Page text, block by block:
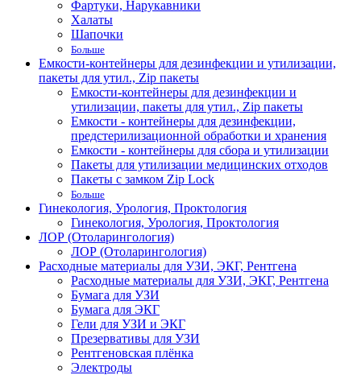
Фартуки, Нарукавники
Халаты
Шапочки
Больше
Емкости-контейнеры для дезинфекции и утилизации,
пакеты для утил., Zip пакеты
Емкости-контейнеры для дезинфекции и
утилизации, пакеты для утил., Zip пакеты
Емкости - контейнеры для дезинфекции,
предстерилизационной обработки и хранения
Емкости - контейнеры для сбора и утилизации
Пакеты для утилизации медицинских отходов
Пакеты с замком Zip Lock
Больше
Гинекология, Урология, Проктология
Гинекология, Урология, Проктология
ЛОР (Отоларингология)
ЛОР (Отоларингология)
Расходные материалы для УЗИ, ЭКГ, Рентгена
Расходные материалы для УЗИ, ЭКГ, Рентгена
Бумага для УЗИ
Бумага для ЭКГ
Гели для УЗИ и ЭКГ
Презервативы для УЗИ
Рентгеновская плёнка
Электроды